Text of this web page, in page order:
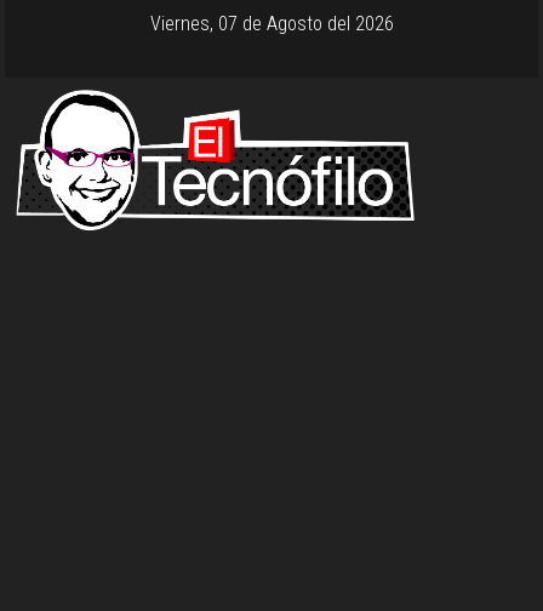
Viernes, 07 de Agosto del 2026